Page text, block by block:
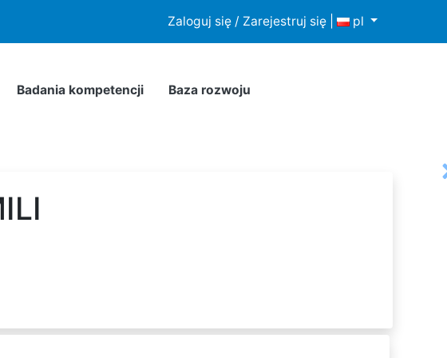
Zaloguj się / Zarejestruj się| pl
Badania kompetencji Baza rozwoju